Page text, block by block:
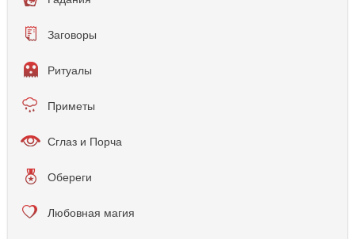
Заговоры
Ритуалы
Приметы
Сглаз и Порча
Обереги
Любовная магия